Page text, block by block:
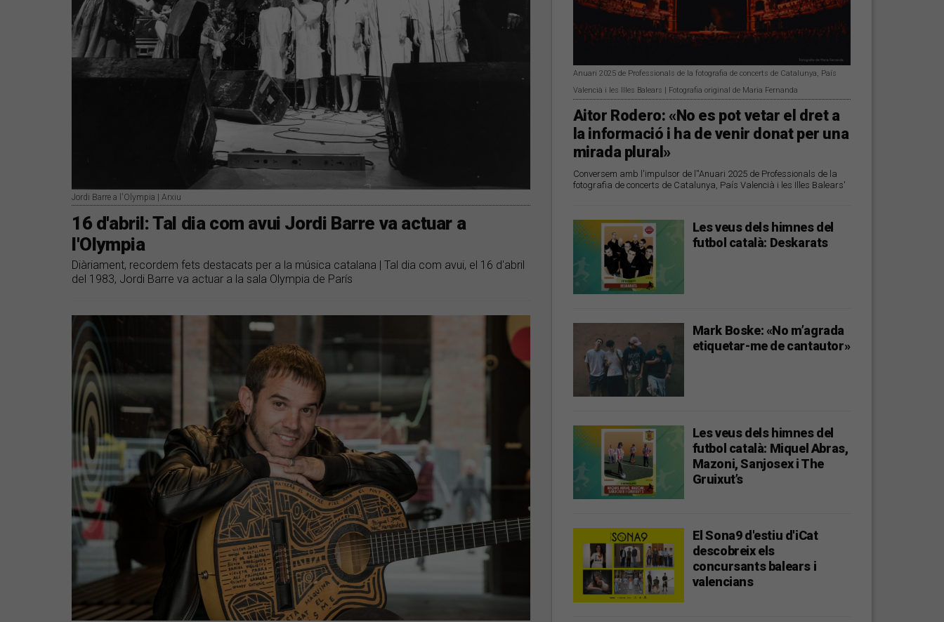
Jordi Barre a l'Olympia | Arxiu
16 d'abril: Tal dia com avui Jordi Barre va actuar a
l'Olympia
Diàriament, recordem fets destacats per a la música catalana | Tal dia com avui, el 16 d'abril
del 1983, Jordi Barre va actuar a la sala Olympia de París
Anuari 2025 de Professionals de la fotografia de concerts de Catalunya, País
Valencià i les Illes Balears | Fotografia original de Maria Fernanda
Aitor Rodero: «No es pot vetar el dret a
la informació i ha de venir donat per una
mirada plural»
Conversem amb l'impulsor de l''Anuari 2025 de Professionals de la
fotografia de concerts de Catalunya, País Valencià i les Illes Balears'
Les veus dels himnes del
futbol català: Deskarats
Mark Boske: «No m’agrada
etiquetar-me de cantautor»
Les veus dels himnes del
futbol català: Miquel Abras,
Mazoni, Sanjosex i The
Gruixut’s
El Sona9 d'estiu d'iCat
descobreix els
concursants balears i
valencians